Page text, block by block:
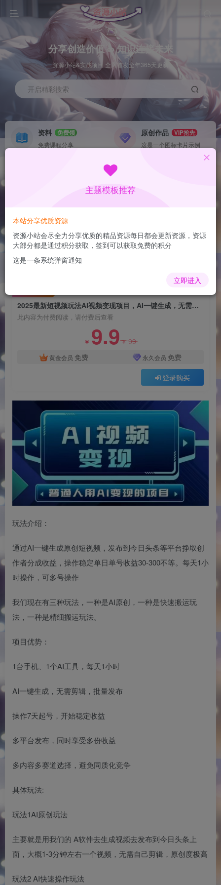
分享创造价值 ∞ 知识连接未来
资源小站&实战项目 全网首发全年365天更新
开启精彩搜索
资料
免费领
免费课程分享
原创作品
VIP抢先
这是一个图标卡片示例
2025最新短视频玩法AI视频变现项目，AI一键生
成，无需剪辑，当天单号收益30-300不等
1年前更新
115
2025最新短视频玩法AI视频变现项目，AI一键生成，无需剪辑，当天单号收益30-300不等
此内容为付费阅读，请付费后查看
￥ 9.9￥99
黄金会员 免费 永久会员 免费
登录购买
玩法介绍：
通过AI一键生成原创短视频，发布到今日头条等平台挣取创
作者分成收益，操作稳定单日单号收益30-300不等。每天1小
时操作，可多号操作
我们现在有三种玩法，一种是AI原创，一种是快速搬运玩
法，一种是精细搬运玩法。
项目优势：
1台手机、1个AI工具，每天1小时
AI一键生成，无需剪辑，批量发布
操作7天起号，开始稳定收益
多平台发布，同时享受多份收益
多内容多赛道选择，避免同质化竞争
具体玩法:
玩法1AI原创玩法
主要就是用我们的 A软件去生成视频去发布到今日头条上
面，大概1-3分钟左右一个视频，无需自己剪辑，原创度极高
玩法2 AI快速操作玩法
主题模板推荐
本站分享优质资源
资源小站会尽全力分享优质的精品资源每日都会更新资源，资源
大部分都是通过积分获取，签到可以获取免费的积分
这是一条系统弹窗通知
立即进入